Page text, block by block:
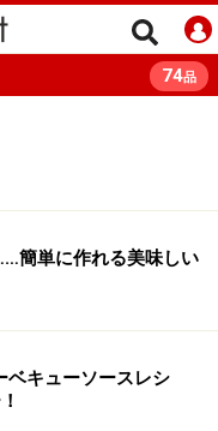
74品
簡単に作れる美味しい
ベキューソースレシ